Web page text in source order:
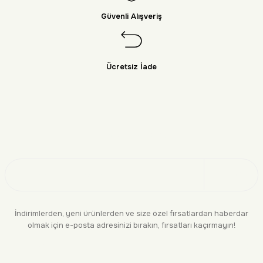
Güvenli Alışveriş
Ücretsiz İade
İndirimlerden, yeni ürünlerden ve size özel fırsatlardan haberdar
olmak için e-posta adresinizi bırakın, fırsatları kaçırmayın!